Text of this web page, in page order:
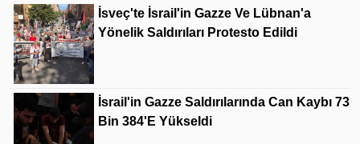
İsveç'te İsrail'in Gazze Ve Lübnan'a
Yönelik Saldırıları Protesto Edildi
İsrail'in Gazze Saldırılarında Can Kaybı 73
Bin 384'e Yükseldi